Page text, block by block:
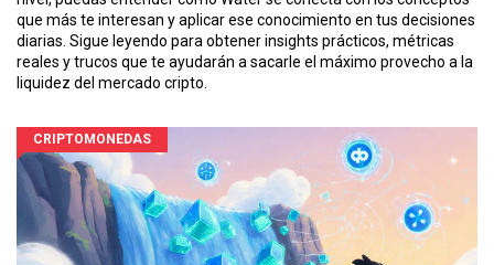
que más te interesan y aplicar ese conocimiento en tus decisiones
diarias. Sigue leyendo para obtener insights prácticos, métricas
reales y trucos que te ayudarán a sacarle el máximo provecho a la
liquidez del mercado cripto.
CRIPTOMONEDAS